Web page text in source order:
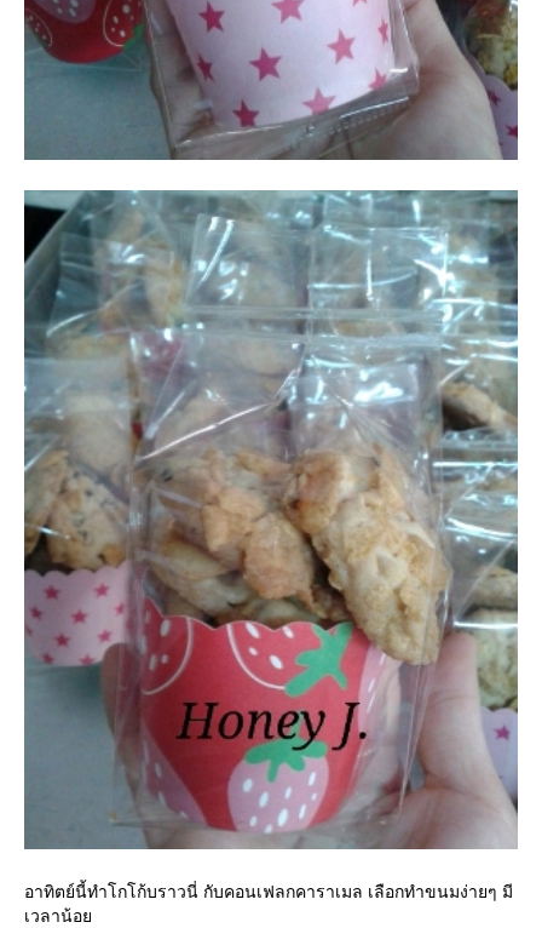
อาทิตย์นี้ทำโกโก้บราวนี่ กับคอนเฟลกคาราเมล เลือกทำขนมง่ายๆ มี
เวลาน้อ